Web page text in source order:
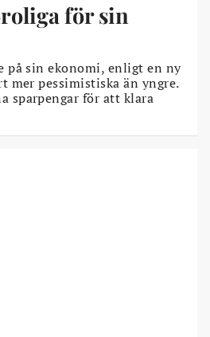
för sin
på sin ekonomi, enligt en ny
mer pessimistiska än yngre.
sparpengar för att klara